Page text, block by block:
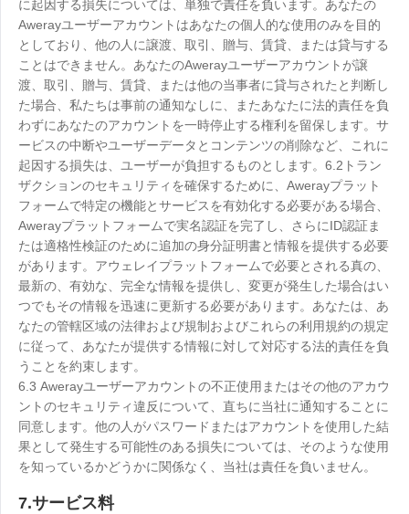
に起因する損失については、単独で責任を負います。あなたの
Awerayユーザーアカウントはあなたの個人的な使用のみを目的
としており、他の人に譲渡、取引、贈与、賃貸、または貸与する
ことはできません。あなたのAwerayユーザーアカウントが譲
渡、取引、贈与、賃貸、または他の当事者に貸与されたと判断し
た場合、私たちは事前の通知なしに、またあなたに法的責任を負
わずにあなたのアカウントを一時停止する権利を留保します。サ
ービスの中断やユーザーデータとコンテンツの削除など、これに
起因する損失は、ユーザーが負担するものとします。6.2トラン
ザクションのセキュリティを確保するために、Awerayプラット
フォームで特定の機能とサービスを有効化する必要がある場合、
Awerayプラットフォームで実名認証を完了し、さらにID認証ま
たは適格性検証のために追加の身分証明書と情報を提供する必要
があります。アウェレイプラットフォームで必要とされる真の、
最新の、有効な、完全な情報を提供し、変更が発生した場合はい
つでもその情報を迅速に更新する必要があります。あなたは、あ
なたの管轄区域の法律および規制およびこれらの利用規約の規定
に従って、あなたが提供する情報に対して対応する法的責任を負
うことを約束します。
6.3 Awerayユーザーアカウントの不正使用またはその他のアカウ
ントのセキュリティ違反について、直ちに当社に通知することに
同意します。他の人がパスワードまたはアカウントを使用した結
果として発生する可能性のある損失については、そのような使用
を知っているかどうかに関係なく、当社は責任を負いません。
7.サービス料